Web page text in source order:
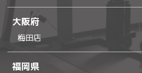
大阪府
梅田店
福岡県